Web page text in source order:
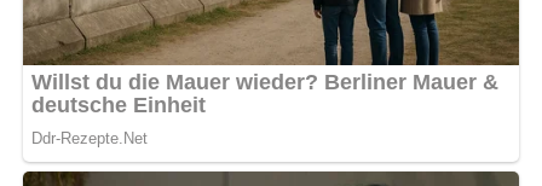
Und so wird es gemacht…
Die geschälten Gurken längs halbieren, entkernen und
würfelig schneiden.
Die Pilze in stärkere Scheiben schneiden, die